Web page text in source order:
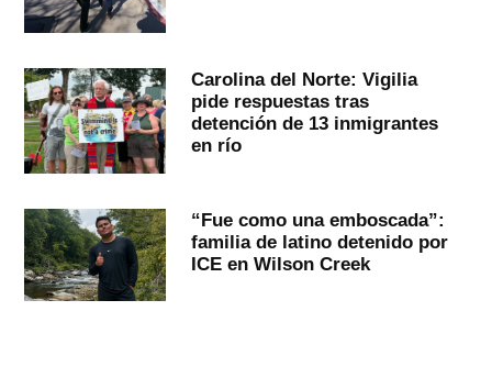
Carolina del Norte: Vigilia
pide respuestas tras
detención de 13 inmigrantes
en río
“Fue como una emboscada”:
familia de latino detenido por
ICE en Wilson Creek